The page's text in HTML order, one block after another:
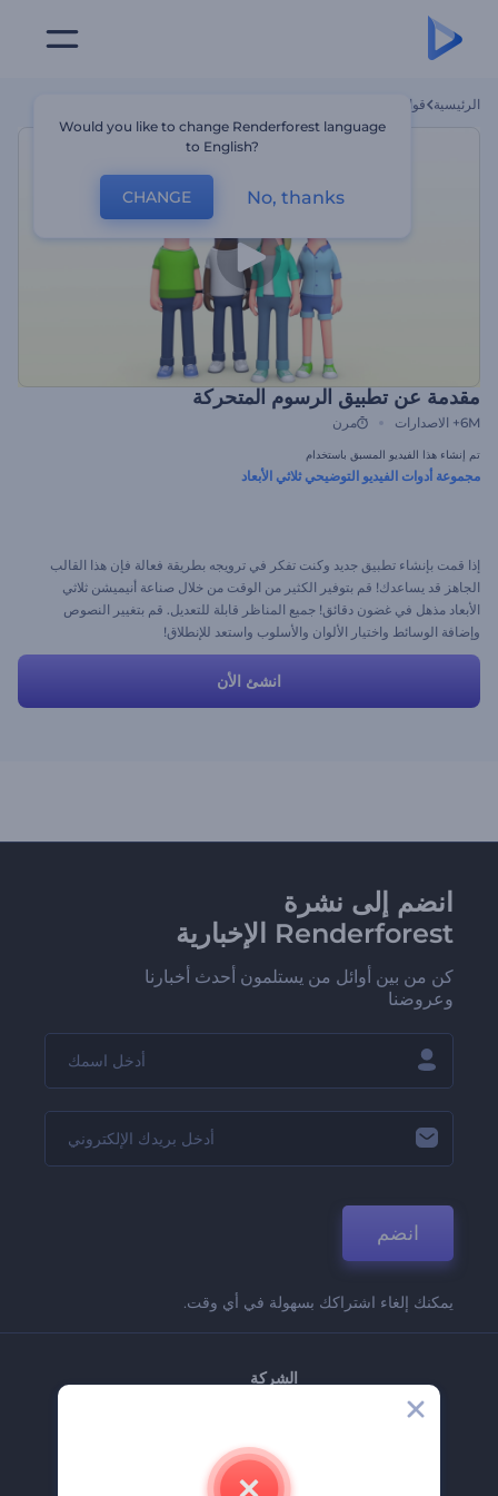
الرئيسية قوالب
مقدمة عن تطبيق الرسوم المتحركة
6M+ الاصدارات مرن
تم إنشاء هذا الفيديو المسبق باستخدام
مجموعة أدوات الفيديو التوضيحي ثلاثي الأبعاد
إذا قمت بإنشاء تطبيق جديد وكنت تفكر في ترويجه بطريقة فعالة فإن هذا القالب
الجاهز قد يساعدك! قم بتوفير الكثير من الوقت من خلال صناعة أنيميشن ثلاثي
الأبعاد مذهل في غضون دقائق! جميع المناظر قابلة للتعديل. قم بتغيير النصوص
وإضافة الوسائط واختيار الألوان والأسلوب واستعد للإنطلاق!
انشئ الأن
انضم إلى نشرة
Renderforest الإخبارية
كن من بين أوائل من يستلمون أحدث أخبارنا
وعروضنا
انضم
يمكنك إلغاء اشتراكك بسهولة في أي وقت.
الشركة
اتصل بنا
وظائف
Would you like to change Renderforest language
to English?
CHANGE No, thanks